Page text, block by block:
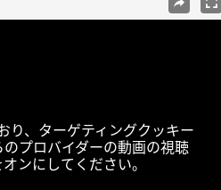
り、ターゲティングクッキー
プロバイダーの動画の視聴
ンにしてください。